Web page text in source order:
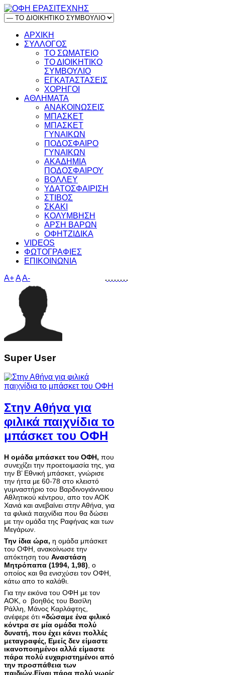
ΑΡΧΙΚΗ
ΣΥΛΛΟΓΟΣ
ΤΟ ΣΩΜΑΤΕΙΟ
ΤΟ ΔΙΟΙΚΗΤΙΚΟ
ΣΥΜΒΟΥΛΙΟ
ΕΓΚΑΤΑΣΤΑΣΕΙΣ
ΧΟΡΗΓΟΙ
ΑΘΛΗΜΑΤΑ
ΑΝΑΚΟΙΝΩΣΕΙΣ
ΜΠΑΣΚΕΤ
ΜΠΑΣΚΕΤ
ΓΥΝΑΙΚΩΝ
ΠΟΔΟΣΦΑΙΡΟ
ΓΥΝΑΙΚΩΝ
ΑΚΑΔΗΜΙΑ
ΠΟΔΟΣΦΑΙΡΟΥ
ΒΟΛΛΕΥ
ΥΔΑΤΟΣΦΑΙΡΙΣΗ
ΣΤΙΒΟΣ
ΣΚΑΚΙ
ΚΟΛΥΜΒΗΣΗ
ΑΡΣΗ ΒΑΡΩΝ
ΟΦΗΤΖΙΔΙΚΑ
VIDEOS
ΦΩΤΟΓΡΑΦΙΕΣ
ΕΠΙΚΟΙΝΩΝΙΑ
A+AA-
Super User
Στην Αθήνα για
φιλικά παιχνίδια το
μπάσκετ του ΟΦΗ
Η ομάδα μπάσκετ του ΟΦΗ, που
συνεχίζει την προετοιμασία της, για
την Β’ Εθνική μπάσκετ, γνώρισε
την ήττα με 60-78 στο κλειστό
γυμναστήριο του Βαρδινογιάννειου
Αθλητικού κέντρου, απο τον ΑΟΚ
Χανιά και ανεβαίνει στην Αθήνα, για
τα φιλικά παιχνίδια που θα δώσει
με την ομάδα της Ραφήνας και των
Μεγάρων.
Την ίδια ώρα, η ομάδα μπάσκετ
του ΟΦΗ, ανακοίνωσε την
απόκτηση του Αναστάση
Μητρόπαπα (1994, 1,98), ο
οποίος και θα ενισχύσει τον ΟΦΗ,
κάτω απο το καλάθι.
Για την εικόνα του ΟΦΗ με τον
ΑΟΚ, ο βοηθός του Βασίλη
Ράλλη, Μάνος Καρλάφτης,
ανέφερε ότι «δώσαμε ένα φιλικό
κόντρα σε μία ομάδα πολύ
δυνατή, που έχει κάνει πολλές
μεταγραφές, Εμείς δεν είμαστε
ικανοποιημένοι αλλά είμαστε
πάρα πολύ ευχαριστημένοι από
την προσπάθεια των
παιδιών.Είναι πάρα πολύ νωρίς